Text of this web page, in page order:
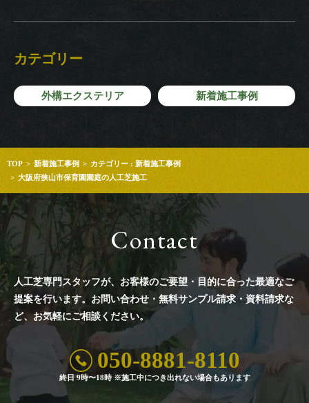
カテゴリー
外構エクステリア 新着施工事例
TOP 新着施工事例
カテゴリー : 新着施工事例
大阪府狭山市保育園園庭の人工芝施工
Contact
人工芝専門スタッフが、お客様のご要望・目的に合った最適なご
提案を行います。 お問い合わせ・無料サンプル請求・資料請求な
ど、お気軽にご相談ください。
050-8881-8110
終日 9時〜18時 ※施工中につき出れない場合もあります